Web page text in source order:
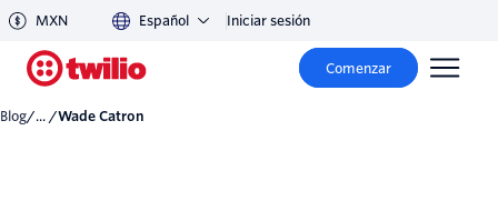
MXN Español Iniciar sesión
Comenzar
Blog/... / Wade Catron